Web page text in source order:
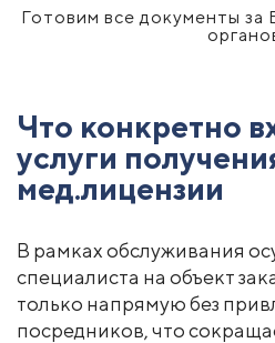
Готовим все документы за
Что конкретно
услуги
мед.лицензии
В рамках обслуживания
специалиста на объект
только напрямую без
посредников, что